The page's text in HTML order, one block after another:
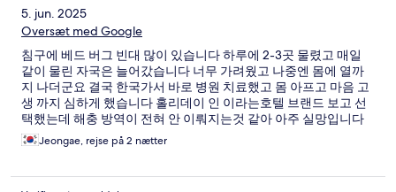
5. jun. 2025
Oversæt med Google
침구에 베드 버그 빈대 많이 있습니다 하루에 2-3곳 물렸고 매일
같이 물린 자국은 늘어갔습니다 너무 가려웠고 나중엔 몸에 열까
지 나더군요 결국 한국가서 바로 병원 치료했고 몸 아프고 마음 고
생 까지 심하게 했습니다 홀리데이 인 이라는호텔 브랜드 보고 선
택했는데 해충 방역이 전혀 안 이뤄지는것 같아 아주 실망입니다
재방문 의사 전혀 없습니다
Jeongae, rejse på 2 nætter